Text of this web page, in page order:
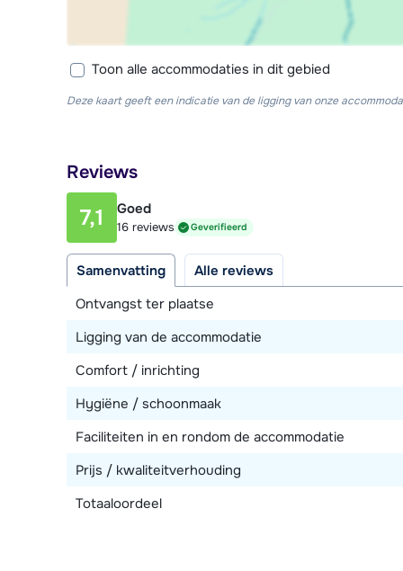
Toon alle accommodaties in dit gebied
Deze kaart geeft een indicatie van de ligging van onze
Reviews
7,1 Goed
16 reviews Geverifieerd
Samenvatting
Alle reviews
Ontvangst ter plaatse
Ligging van de accommodatie
Comfort / inrichting
Hygiëne / schoonmaak
Faciliteiten in en rondom de accommodatie
Prijs / kwaliteitverhouding
Totaaloordeel